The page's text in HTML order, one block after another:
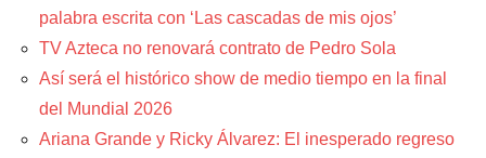
palabra escrita con ‘Las cascadas de mis ojos’
TV Azteca no renovará contrato de Pedro Sola
Así será el histórico show de medio tiempo en la final
del Mundial 2026
Ariana Grande y Ricky Álvarez: El inesperado regreso